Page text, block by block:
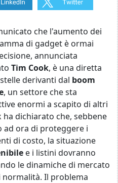
che l'aumento dei
di gadget è ormai
annunciata
Tim Cook, è una diretta
derivanti dal boom
, un settore che sta
enormi a scapito di altri
dichiarato che, sebbene
ad ora di proteggere i
di costo, la situazione
e i listini dovranno
le dinamiche di mercato
Il problema